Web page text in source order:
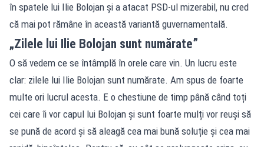
în spatele lui Ilie Bolojan și a atacat PSD-ul mizerabil, nu cred
că mai pot rămâne în această variantă guvernamentală.
„Zilele lui Ilie Bolojan sunt numărate”
O să vedem ce se întâmplă în orele care vin. Un lucru este
clar: zilele lui Ilie Bolojan sunt numărate. Am spus de foarte
multe ori lucrul acesta. E o chestiune de timp până când toți
cei care îi vor capul lui Bolojan și sunt foarte mulți vor reuși să
se pună de acord și să aleagă cea mai bună soluție și cea mai